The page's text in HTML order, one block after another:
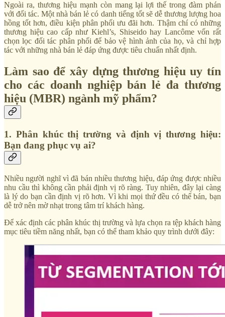
Ngoài ra, thương hiệu mạnh còn mang lại lợi thế trong đàm phán
với đối tác. Một nhà bán lẻ có danh tiếng tốt sẽ dễ thương lượng hoa
hồng tốt hơn, điều kiện phân phối ưu đãi hơn. Thậm chí có những
thương hiệu cao cấp như Kiehl’s, Shiseido hay Lancôme vốn rất
chọn lọc đối tác phân phối để bảo vệ hình ảnh của họ, và chỉ hợp
tác với những nhà bán lẻ đáp ứng được tiêu chuẩn nhất định.
Làm sao để xây dựng thương hiệu uy tín
cho các doanh nghiệp bán lẻ đa thương
hiệu (MBR) ngành mỹ phẩm?
1. Phân khúc thị trường và định vị thương hiệu:
Bạn đang phục vụ ai?
Nhiều người nghĩ vì đã bán nhiều thương hiệu, đáp ứng được nhiều
nhu cầu thì không cần phải định vị rõ ràng. Tuy nhiên, đây lại càng
là lý do bạn cần định vị rõ hơn. Vì khi mọi thứ đều có thể bán, bạn
dễ trở nên mờ nhạt trong tâm trí khách hàng.
Để xác định các phân khúc thị trường và lựa chọn ra tệp khách hàng
mục tiêu tiềm năng nhất, bạn có thể tham khảo quy trình dưới đây: